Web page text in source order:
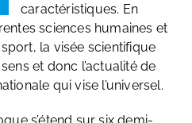
caractéristiques. En
sciences humaines et
la visée scientifique
et donc l’actualité de
qui vise l’universel.